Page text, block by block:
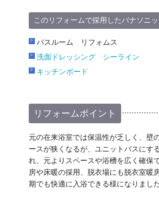
このリフォームで採用したパナソニ
バスルーム リフォムス
洗面ドレッシング シーライン
キッチンボード
リフォームポイント
元の在来浴室では保温性が乏しく、壁
ースが狭くなるが、ユニットバスにす
れ、元よりスペースや浴槽を広く確保
房や床暖の採用、脱衣場にも脱衣室暖
期でも快適に入浴できる様になりました